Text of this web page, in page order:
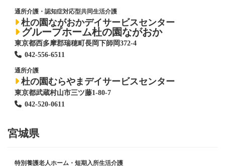
通所介護・認知症対応型共同生活介護
杜の園ながおかデイサービスセンター
グループホーム杜の園ながおか
東京都西多摩郡瑞穂町長岡下師岡372-4
042-556-6511
通所介護
杜の園むらやまデイサービスセンター
東京都武蔵村山市三ツ藤1-80-7
042-520-0611
宮城県
特別養護老人ホーム ・短期入所生活介護